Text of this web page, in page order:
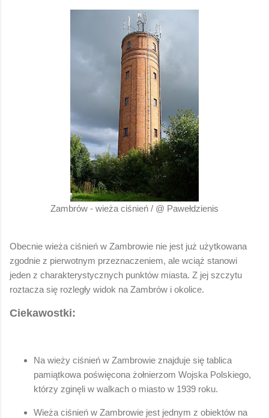
Zambrów - wieża ciśnień / @ Pawełdzienis
Obecnie wieża ciśnień w Zambrowie nie jest już użytkowana
zgodnie z pierwotnym przeznaczeniem, ale wciąż stanowi
jeden z charakterystycznych punktów miasta. Z jej szczytu
roztacza się rozległy widok na Zambrów i okolice.
Ciekawostki:
Na wieży ciśnień w Zambrowie znajduje się tablica
pamiątkowa poświęcona żołnierzom Wojska Polskiego,
którzy zginęli w walkach o miasto w 1939 roku.
Wieża ciśnień w Zambrowie jest jednym z obiektów na